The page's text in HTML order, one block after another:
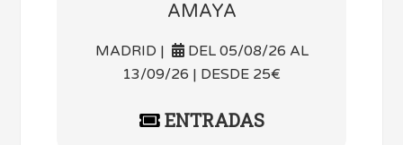
AMAYA
MADRID |
DEL 05/08/26 AL
13/09/26 | DESDE 25€
ENTRADAS